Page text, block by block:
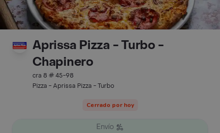
Aprissa Pizza - Turbo -
Chapinero
cra 8 # 45-98
Pizza - Aprissa Pizza - Turbo
Cerrado por hoy
Envío